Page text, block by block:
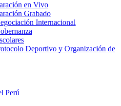
en Vivo
Grabado
Internacional
Deportivo y Organización de
Perú